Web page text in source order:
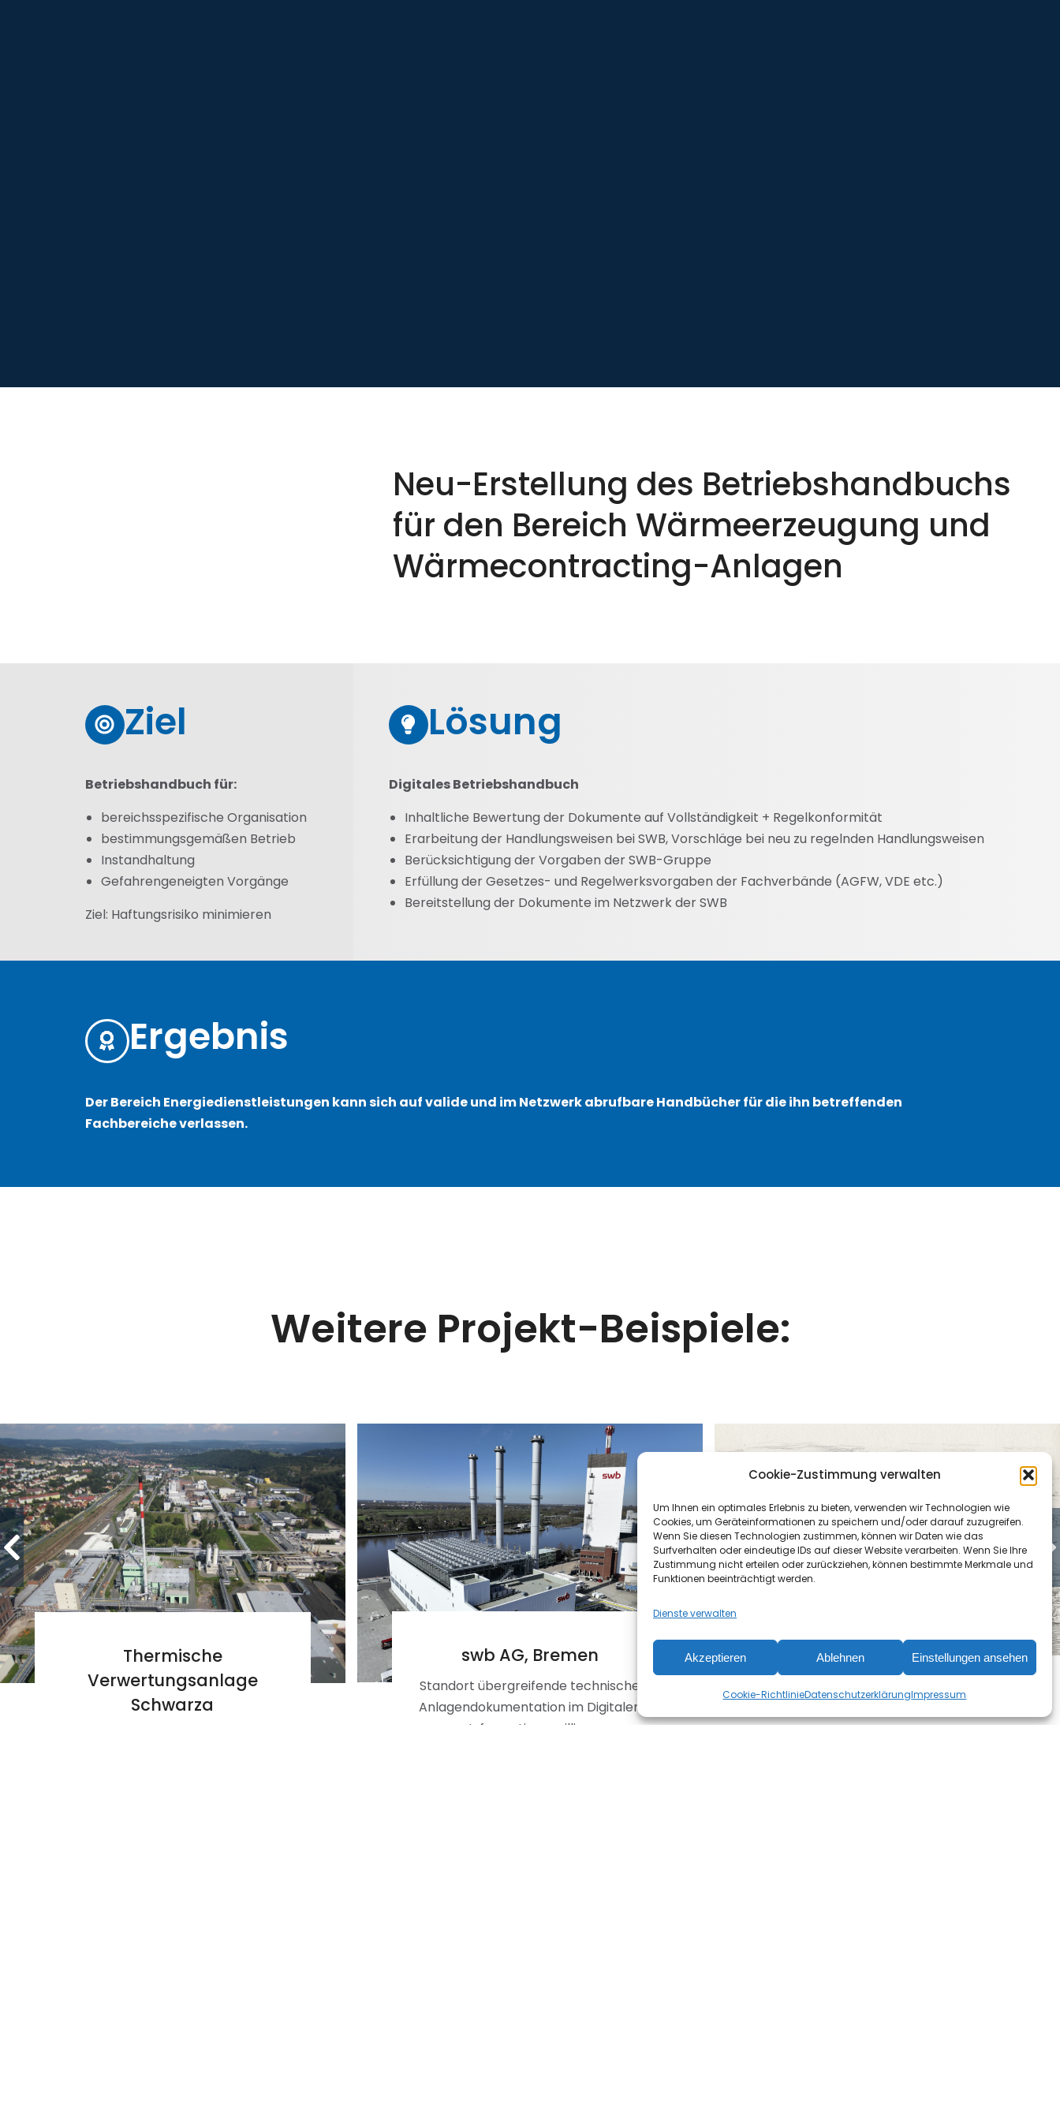
Cookie-Zustimmung verwalten
Um Ihnen ein optimales Erlebnis zu bieten, verwenden wir Technologien wie
Cookies, um Geräteinformationen zu speichern und/oder darauf zuzugreifen.
Wenn Sie diesen Technologien zustimmen, können wir Daten wie das
Surfverhalten oder eindeutige IDs auf dieser Website verarbeiten. Wenn Sie Ihre
Zustimmung nicht erteilen oder zurückziehen, können bestimmte Merkmale und
Funktionen beeinträchtigt werden.
Dienste verwalten
Akzeptieren Ablehnen Einstellungen ansehen
Cookie-RichtlinieDatenschutzerklärungImpressum
Neu-Erstellung des Betriebshandbuchs
für den Bereich Wärmeerzeugung und
Wärmecontracting-Anlagen
Ziel
Betriebshandbuch für:
bereichsspezifische Organisation
bestimmungsgemäßen Betrieb
Instandhaltung
Gefahrengeneigten Vorgänge
Ziel: Haftungsrisiko minimieren
Lösung
Digitales Betriebshandbuch
Inhaltliche Bewertung der Dokumente auf Vollständigkeit + Regelkonformität
Erarbeitung der Handlungsweisen bei SWB, Vorschläge bei neu zu regelnden Handlungsweisen
Berücksichtigung der Vorgaben der SWB-Gruppe
Erfüllung der Gesetzes- und Regelwerksvorgaben der Fachverbände (AGFW, VDE etc.)
Bereitstellung der Dokumente im Netzwerk der SWB
Ergebnis
Der Bereich Energiedienstleistungen kann sich auf valide und im Netzwerk abrufbare Handbücher für die ihn betreffenden
Fachbereiche verlassen.
Weitere Projekt-Beispiele:
Thermische
Verwertungsanlage
Schwarza
swb AG, Bremen
Standort übergreifende technische
Anlagendokumentation im Digitalen
Informationszwilling
Wedel
Planungsdokumentation